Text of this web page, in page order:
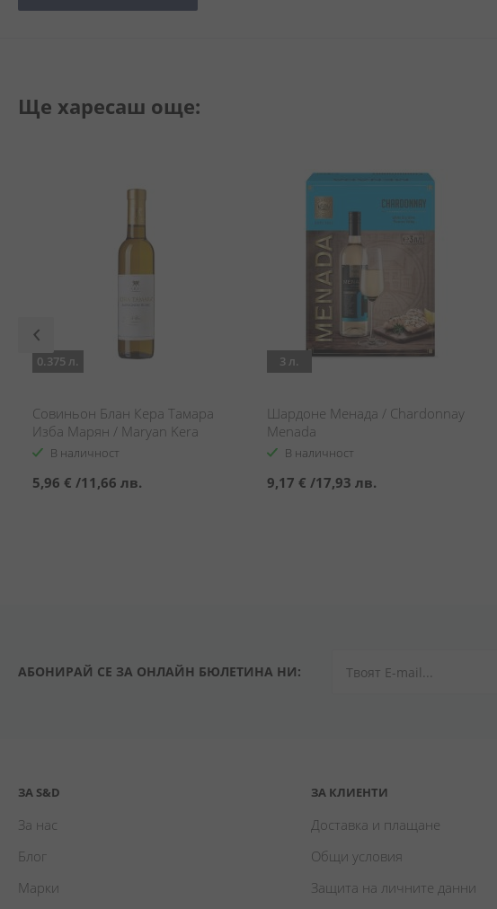
Ще харесаш още:
0.375 л.
Совиньон Блан Кера Тамара
Изба Марян / Maryan Kera
Tamara Sauvignon Blanc
В наличност
5,96 € /11,66 лв.
3 л.
Шардоне Менада / Chardonnay
Menada
В наличност
9,17 € /17,93 лв.
АБОНИРАЙ СЕ ЗА ОНЛАЙН БЮЛЕТИНА НИ:
ЗА S&D
За нас
Блог
Марки
ЗА КЛИЕНТИ
Доставка и плащане
Общи условия
Защита на личните данни